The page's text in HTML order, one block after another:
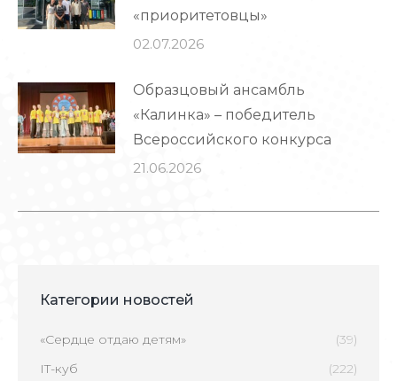
«приоритетовцы»
02.07.2026
Образцовый ансамбль
«Калинка» – победитель
Всероссийского конкурса
21.06.2026
Категории новостей
«Сердце отдаю детям»
(39)
IT-куб
(222)